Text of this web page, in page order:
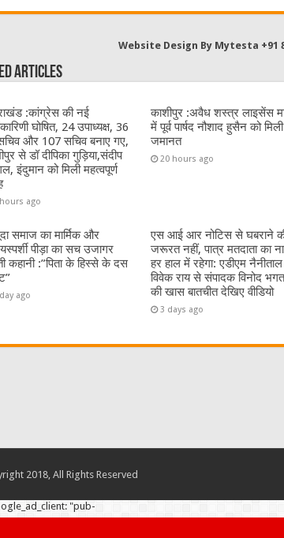
c
b
o
o
k
it
r
C ai at
s
p
p
Website Design By Mytesta +91
Articles
:कांग्रेस की नई
घोषित, 24 उपाध्यक्ष, 36
और 107 सचिव बनाए गए,
से डॉ दीपिका गुड़िया,संदीप
इंदुमान को मिली महत्वपूर्ण
ago
काशीपुर :अवैध शस्त्र लाइसेंस
में पूर्व पार्षद नौशाद हुसैन को मिली
जमानत
20 hours ago
समाज का मार्मिक और
पीड़ा का सच उजागर
कहानी :”पिता के हिस्से के दस
ago
एस आई आर नोटिस से घबराने
जरूरत नहीं, पात्र मतदाता का
हर हाल में रहेगा: एडीएम नैनीताल
विवेक राय से संपादक विनोद
की खास बातचीत देखिए वीडियो
3 days ago
2018, All Rights Reserved
"pub-